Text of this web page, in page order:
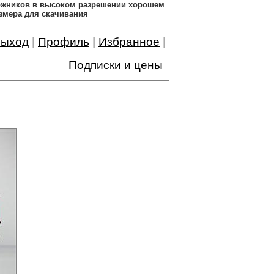
в высоком разрешении хорошем
для скачивания
Профиль Избранное
Подписки и цены